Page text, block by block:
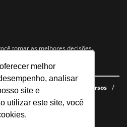
melhor
analisar
site e
utilizar este site, você
tomar as melhores decisões.
E-books gratuitos
Cursos